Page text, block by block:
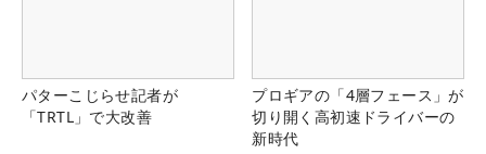
パターこじらせ記者が
「TRTL」で大改善
プロギアの「4層フェース」が
切り開く高初速ドライバーの
新時代